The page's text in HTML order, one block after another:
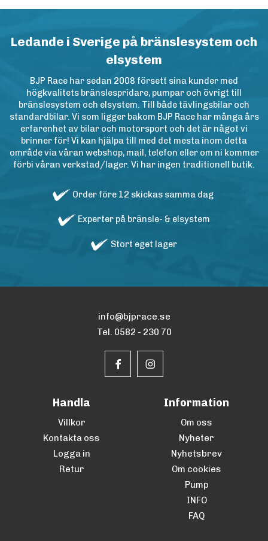
Ledande i Sverige på bränslesystem och
elsystem
BJP Race har sedan 2008 försett sina kunder med
högkvalitets bränslespridare, pumpar och övrigt till
bränslesystem och elsystem. Till både tävlingsbilar och
standardbilar. Vi som ligger bakom BJP Race har många års
erfarenhet av bilar och motorsport och det är något vi
brinner för! Vi kan hjälpa till med det mesta inom detta
område via våran webshop, mail, telefon eller om ni kommer
förbi våran verkstad/lager. Vi har ingen traditionell butik.
Order före 12 skickas samma dag
Experter på bränsle- & elsystem
Stort eget lager
info@bjprace.se
Tel. 0582 - 230 70
Handla
Villkor
Kontakta oss
Logga in
Retur
Information
Om oss
Nyheter
Nyhetsbrev
Om cookies
Pump
INFO
FAQ